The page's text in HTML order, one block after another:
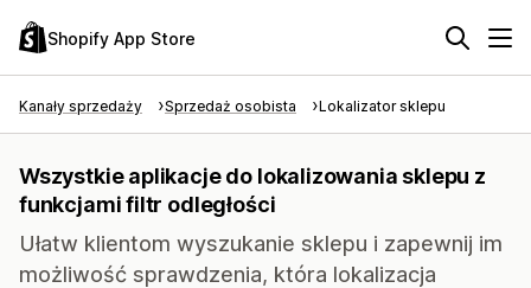
Shopify App Store
Kanały sprzedaży Sprzedaż osobista Lokalizator sklepu
Wszystkie aplikacje do lokalizowania sklepu z
funkcjami filtr odległości
Ułatw klientom wyszukanie sklepu i zapewnij im
możliwość sprawdzenia, która lokalizacja